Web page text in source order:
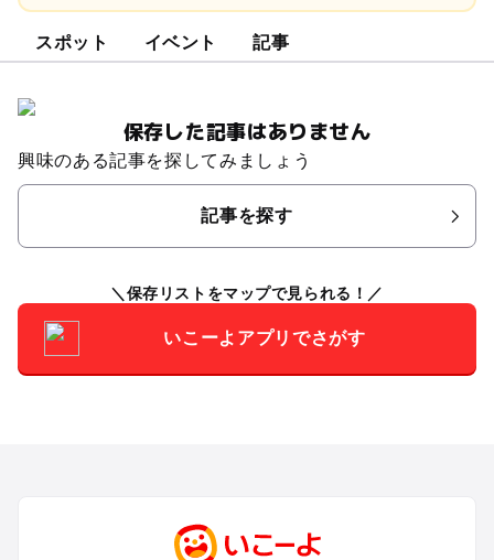
スポット イベント 記事
保存した記事はありません
興味のある記事を探してみましょう
記事を探す
保存リストをマップで見られる！
いこーよアプリでさがす